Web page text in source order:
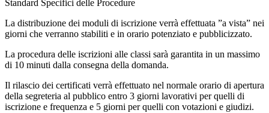
Standard Specifici delle Procedure
La distribuzione dei moduli di iscrizione verrà effettuata ”a vista” nei
giorni che verranno stabiliti e in orario potenziato e pubblicizzato.
La procedura delle iscrizioni alle classi sarà garantita in un massimo
di 10 minuti dalla consegna della domanda.
Il rilascio dei certificati verrà effettuato nel normale orario di apertura
della segreteria al pubblico entro 3 giorni lavorativi per quelli di
iscrizione e frequenza e 5 giorni per quelli con votazioni e giudizi.